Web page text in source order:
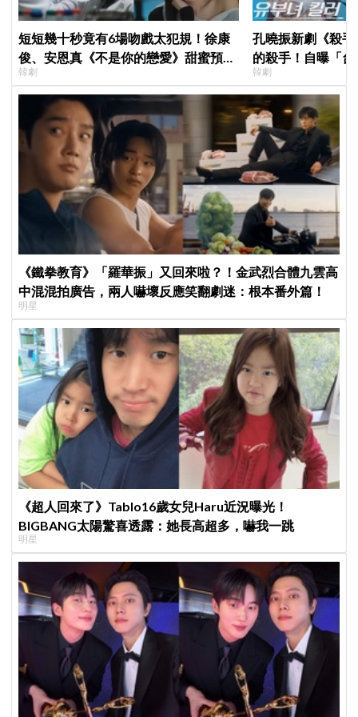
短短幾十秒竟有6場吻戲太犯規！徐康
俊、安恩真《不是你的戀愛》甜蜜預告
公開，網友直呼：太期待了！
韓劇
孔曉振新劇《殺
的殺手！自曝「
小很多XD
韓劇
《鐵拳教育》「羅華振」又回來啦？！金武烈合體九雲高
中混混拍廣告，兩人嚇壞反應笑翻劇迷：根本番外篇！
明星
《超人回來了》Tablo16歲女兒Haru近況曝光！
BIGBANG太陽驚喜透露：她長高超多，嚇我一跳
明星